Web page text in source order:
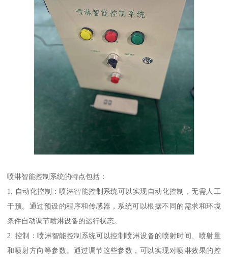
喷淋智能控制系统的特点包括：
1. 自动化控制：喷淋智能控制系统可以实现自动化控制，无需人工
干预。通过预设的程序和传感器，系统可以根据不同的需求和环境
条件自动调节喷淋设备的运行状态。
2. 控制：喷淋智能控制系统可以控制喷淋设备的喷射时间、喷射量
和喷射方向等参数。通过调节这些参数，可以实现对喷淋效果的控